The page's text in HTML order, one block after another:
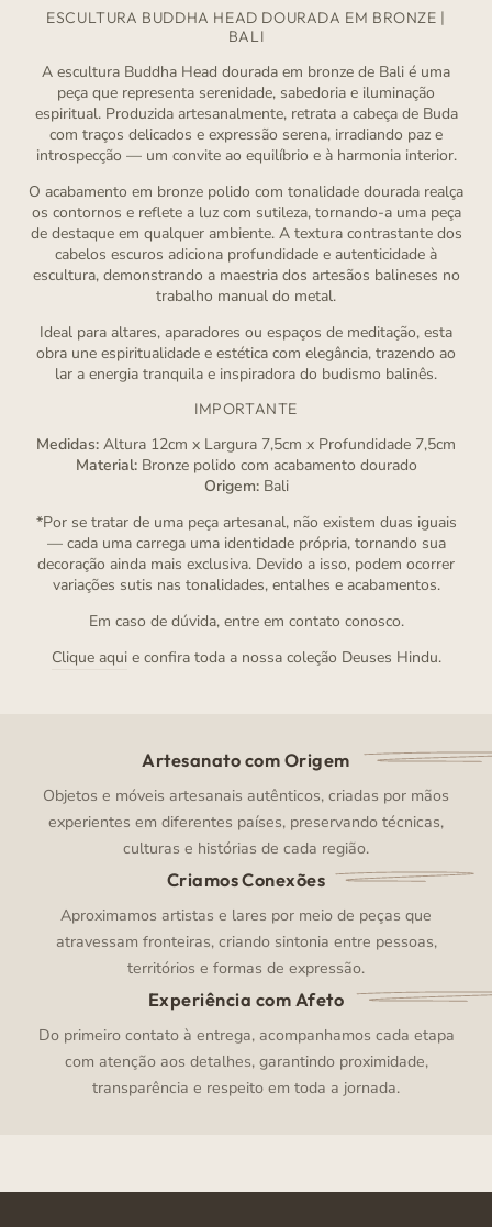
ESCULTURA BUDDHA HEAD DOURADA EM BRONZE |
BALI
A escultura Buddha Head dourada em bronze de Bali é uma
peça que representa serenidade, sabedoria e iluminação
espiritual. Produzida artesanalmente, retrata a cabeça de Buda
com traços delicados e expressão serena, irradiando paz e
introspecção — um convite ao equilíbrio e à harmonia interior.
O acabamento em bronze polido com tonalidade dourada realça
os contornos e reflete a luz com sutileza, tornando-a uma peça
de destaque em qualquer ambiente. A textura contrastante dos
cabelos escuros adiciona profundidade e autenticidade à
escultura, demonstrando a maestria dos artesãos balineses no
trabalho manual do metal.
Ideal para altares, aparadores ou espaços de meditação, esta
obra une espiritualidade e estética com elegância, trazendo ao
lar a energia tranquila e inspiradora do budismo balinês.
IMPORTANTE
Medidas: Altura 12cm x Largura 7,5cm x Profundidade 7,5cm
Material:Bronze polido com acabamento dourado
Origem:Bali
*Por se tratar de uma peça artesanal, não existem duas iguais
— cada uma carrega uma identidade própria, tornando sua
decoração ainda mais exclusiva. Devido a isso, podem ocorrer
variações sutis nas tonalidades, entalhes e acabamentos.
Em caso de dúvida, entre em contato conosco.
Clique aquie confira toda a nossa coleção Deuses Hindu.
Artesanato com Origem
Objetos e móveis artesanais autênticos, criadas por mãos
experientes em diferentes países, preservando técnicas,
culturas e histórias de cada região.
Criamos Conexões
Aproximamos artistas e lares por meio de peças que
atravessam fronteiras, criando sintonia entre pessoas,
territórios e formas de expressão.
Experiência com Afeto
Do primeiro contato à entrega, acompanhamos cada etapa
com atenção aos detalhes, garantindo proximidade,
transparência e respeito em toda a jornada.